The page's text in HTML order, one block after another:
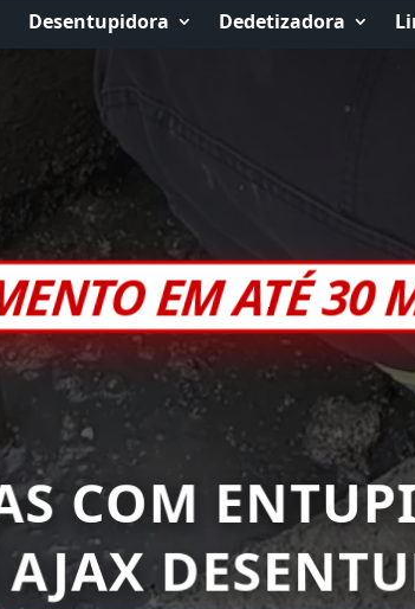
Desentupidora Dedetizadora
EM ATÉ 30
COM
AJAX